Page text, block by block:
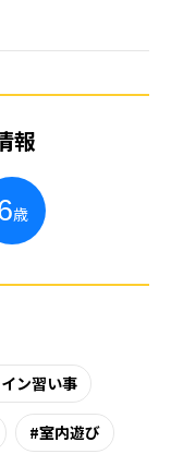
報
歳
ン習い事
室内遊び